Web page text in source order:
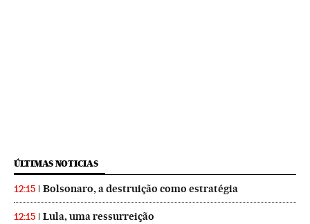
ÚLTIMAS NOTICIAS
12:15 Bolsonaro, a destruição como estratégia
12:15 Lula, uma ressurreição